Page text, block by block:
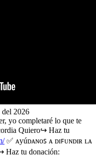
yo completaré lo que te
Quiero↪️ Haz tu
✅ ᴀyúᴅᴀɴᴏꜱ ᴀ ᴅɪꜰᴜɴᴅɪʀ ʟᴀ
Haz tu donación: